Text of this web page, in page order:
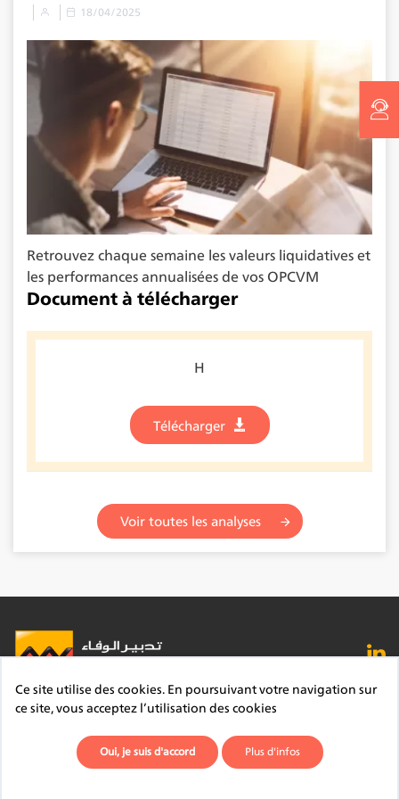
18/04/2025
Retrouvez chaque semaine les valeurs liquidatives et
les performances annualisées de vos OPCVM
Document à télécharger
H
Télécharger
Voir toutes les analyses
FAQ Lexique Contact
Mentions légales
Site du Groupe
Plan du site Déontologie
Ce site utilise des cookies. En poursuivant votre navigation sur
ce site, vous acceptez l’utilisation des cookies
Oui, je suis d'accord Plus d'infos